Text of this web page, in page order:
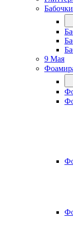
9 Мая